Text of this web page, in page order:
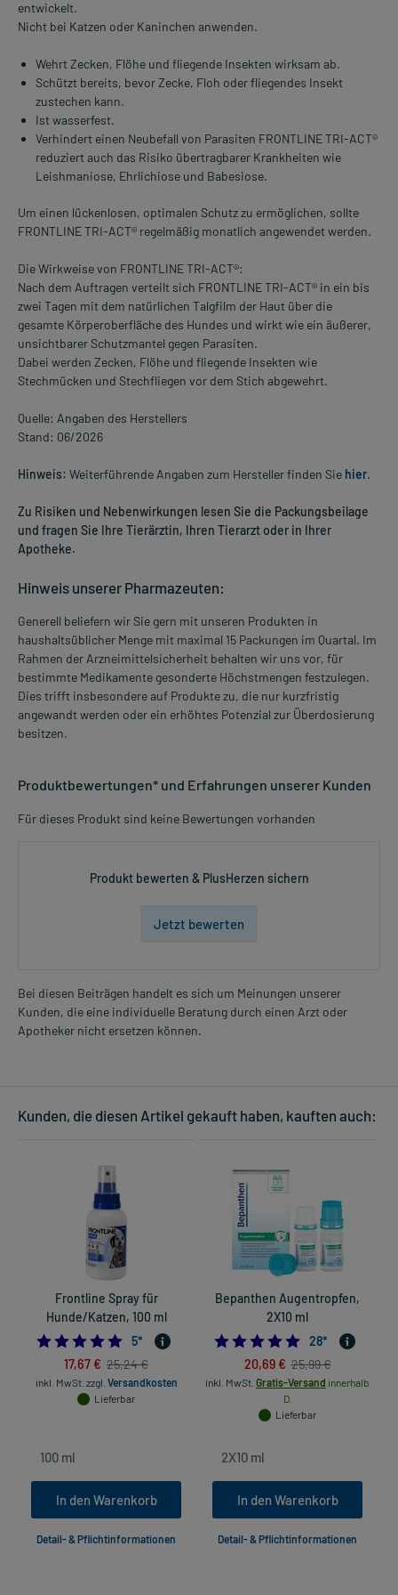
entwickelt.
Nicht bei Katzen oder Kaninchen anwenden.
Wehrt Zecken, Flöhe und fliegende Insekten wirksam ab.
Schützt bereits, bevor Zecke, Floh oder fliegendes Insekt
zustechen kann.
Ist wasserfest.
Verhindert einen Neubefall von Parasiten FRONTLINE TRI-ACT®
reduziert auch das Risiko übertragbarer Krankheiten wie
Leishmaniose, Ehrlichiose und Babesiose.
Um einen lückenlosen, optimalen Schutz zu ermöglichen, sollte
FRONTLINE TRI-ACT® regelmäßig monatlich angewendet werden.
Die Wirkweise von FRONTLINE TRI-ACT®:
Nach dem Auftragen verteilt sich FRONTLINE TRI-ACT® in ein bis
zwei Tagen mit dem natürlichen Talgfilm der Haut über die
gesamte Körperoberfläche des Hundes und wirkt wie ein äußerer,
unsichtbarer Schutzmantel gegen Parasiten.
Dabei werden Zecken, Flöhe und fliegende Insekten wie
Stechmücken und Stechfliegen vor dem Stich abgewehrt.
Quelle: Angaben des Herstellers
Stand: 06/2026
Hinweis: Weiterführende Angaben zum Hersteller finden Sie hier.
Zu Risiken und Nebenwirkungen lesen Sie die Packungsbeilage
und fragen Sie Ihre Tierärztin, Ihren Tierarzt oder in Ihrer
Apotheke.
Hinweis unserer Pharmazeuten:
Generell beliefern wir Sie gern mit unseren Produkten in
haushaltsüblicher Menge mit maximal 15 Packungen im Quartal. Im
Rahmen der Arzneimittelsicherheit behalten wir uns vor, für
bestimmte Medikamente gesonderte Höchstmengen festzulegen.
Dies trifft insbesondere auf Produkte zu, die nur kurzfristig
angewandt werden oder ein erhöhtes Potenzial zur Überdosierung
besitzen.
Produktbewertungen* und Erfahrungen unserer Kunden
Für dieses Produkt sind keine Bewertungen vorhanden
Produkt bewerten & PlusHerzen sichern
Jetzt bewerten
Bei diesen Beiträgen handelt es sich um Meinungen unserer
Kunden, die eine individuelle Beratung durch einen Arzt oder
Apotheker nicht ersetzen können.
Kunden, die diesen Artikel gekauft haben, kauften auch:
Frontline Spray für
Hunde/Katzen, 100 ml
4.8
5*
17,67 € 25,24 €
inkl. MwSt. zzgl. Versandkosten
Lieferbar
In den Warenkorb
Detail- & Pflichtinformationen
Bepanthen Augentropfen,
2X10 ml
5.0
28*
20,69 € 25,99 €
inkl. MwSt. Gratis-Versand innerhalb
D.
Lieferbar
In den Warenkorb
Detail- & Pflichtinformationen